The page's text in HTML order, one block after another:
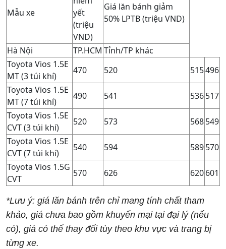
Mẫu xe
yết
(triệu
VND)
Giá lăn bánh giảm
50% LPTB (triệu VND)
Hà Nội TP.HCM Tỉnh/TP khác
Toyota Vios 1.5E
MT (3 túi khí)
470 520 515496
Toyota Vios 1.5E
MT (7 túi khí)
490 541 536517
Toyota Vios 1.5E
CVT (3 túi khí)
520 573 568549
Toyota Vios 1.5E
CVT (7 túi khí)
540 594 589570
Toyota Vios 1.5G
CVT
570 626 620601
*Lưu ý: giá lăn bánh trên chỉ mang tính chất tham
khảo, giá chưa bao gồm khuyến mại tại đại lý (nếu
có), giá có thể thay đổi tùy theo khu vực và trang bị
từng xe.